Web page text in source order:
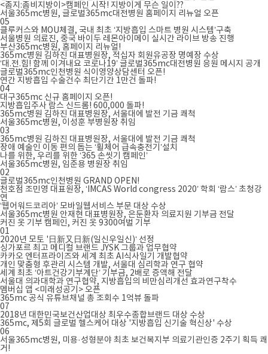
<좀지:좀비지방이>캠페인 시작! 지방이게 무슨 일이??
서울365mc병원, 글로벌365mc대전병원 홈페이지 리뉴얼 오픈
05
클루커스와 MOU체결, 국내 최초 ‘지방흡입 스마트 병원 시스템’구축
서울병원 의료진, 중국 바이두 레몬아이메이 실시간 라이브 방송 진행
부산365mc병원, 홈페이지 리뉴얼!
365mc병원 김하진 대표병원장, 적십자 회원유공장 명예장 수상
‘대.전.힘! 함께 이겨내요 코로나19’ 글로벌365mc대전병원 응원 메시지 공개
글로벌365mc인천병원 식이영양상담센터 오픈!
연간 지방흡입 수술건수 최단기간 1만건 돌파!
04
대구365mc 신규 홈페이지 오픈!
지방흡입주사 람스 신드롬! 600,000 돌파!
365mc병원 김하진 대표병원장, 서울대에 발전 기금 쾌척
서울365mc병원, 이성훈 부병원장 취임
03
365mc병원 김하진 대표병원장, 서울대에 발전 기금 쾌척
장애 예술인 이동 편의 돕는 ‘휠체어 급속충전기’설치
나를 위한, 우리를 위한 ‘365 손씻기 캠페인’
서울365mc병원, 임준용 병원장 취임
02
글로벌365mc인천병원 GRAND OPEN!
천호점 조민영 대표원장, ‘IMCAS World congress 2020’ 학회 ‘람스’ 초청강
연
‘웹어워드코리아’ 모바일웹서비스 부문 대상 수상
서울365mc병원 안재현 대표병원장, 은둔환자 의료지원 기부금 전달
커진 옷 기부 캠페인, 커진 옷 9300여벌 기부
01
2020년 모토 '日新又日新(일신우일신)‘ 선정
싱가포르 최고 메디컬 브랜드 JYSK 그룹과 업무협약
카카오 엔터프라이즈와 세계 최초 AI식사일기 개발협약
개인 맞춤형 후관리 시스템 개발, 서울대 심리학과 연구 협약
세계 최초 ‘아트건강기부계단’ 기부금, 2배로 증액해 전달
서울대 의과대학과 연구협약, 지방흡입의 비만심리개선 효과연구착수
멤버십 앱 <미래성공기> 오픈
365mc 공식 유튜브채널 총 조회수 1억뷰 돌파
07
2018년 대한민국보건산업대상 최우수종합브랜드 대상 수상
365mc, 제5회 글로벌 헬스케어 대상 '지방흡입 신기술 혁신상' 수상
06
서울365mc병원, 미용·성형분야 최초 보건복지부 의료기관인증 2주기 획득 쾌
거!